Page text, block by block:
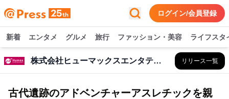
ログイン/会員登録
新着 エンタメ グルメ 旅行 ファッション・美容 ライフスタ
株式会社ヒューマックスエンタテイメント リリース一覧
古代遺跡のアドベンチャーアスレチックを親